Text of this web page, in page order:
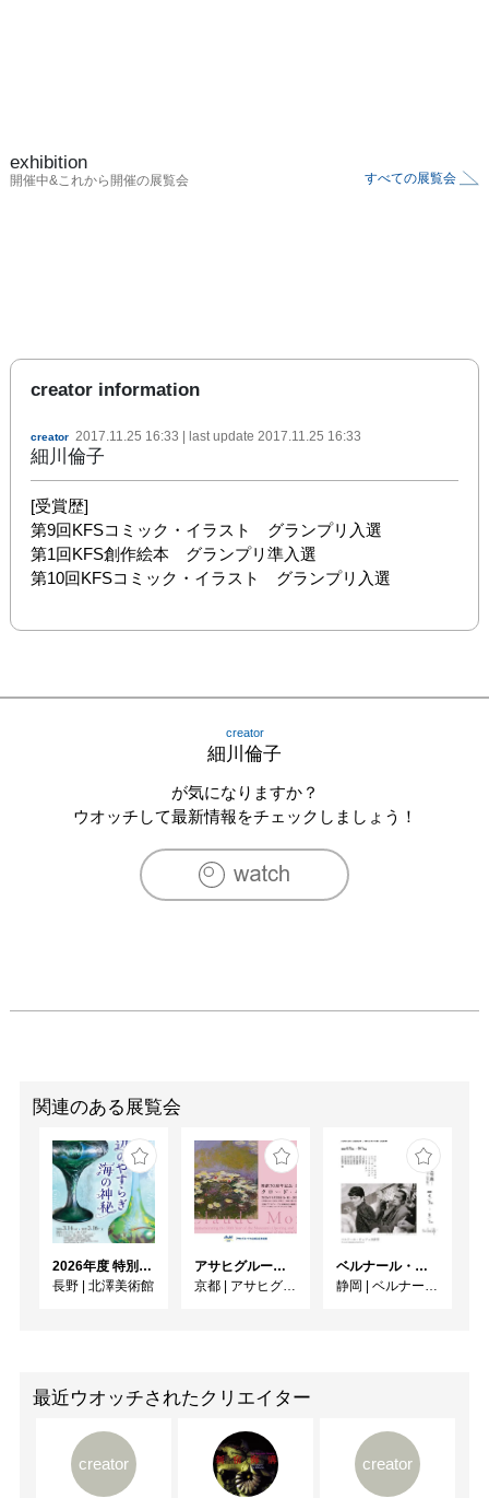
exhibition
開催中&これから開催の展覧会 すべての展覧会
creator information
creator 2017.11.25 16:33 | last update 2017.11.25 16:33
細川倫子
[受賞歴]
第9回KFSコミック・イラスト　グランプリ入選
第1回KFS創作絵本　グランプリ準入選
第10回KFSコミック・イラスト　グランプリ入選
creator
細川倫子
が気になりますか？
ウオッチして最新情報をチェックしましょう！
関連のある展覧会
2026年度 特別展「ガレとドーム、アール･ヌーヴォーのガラス 水辺のやすらぎ、海の神秘」
長野 | 北澤美術館
アサヒグループ大山崎山荘美術館 開館30周年記念展「没後100年 クロード・モネ」
京都 | アサヒグループ大山崎山荘美術館
ベルナール・ビュフェと写真 ーカメラがとらえたビュフェとその時代、そして21 世紀へ
静岡 | ベルナール・ビュフェ美術館
最近ウオッチされたクリエイター
creator creator